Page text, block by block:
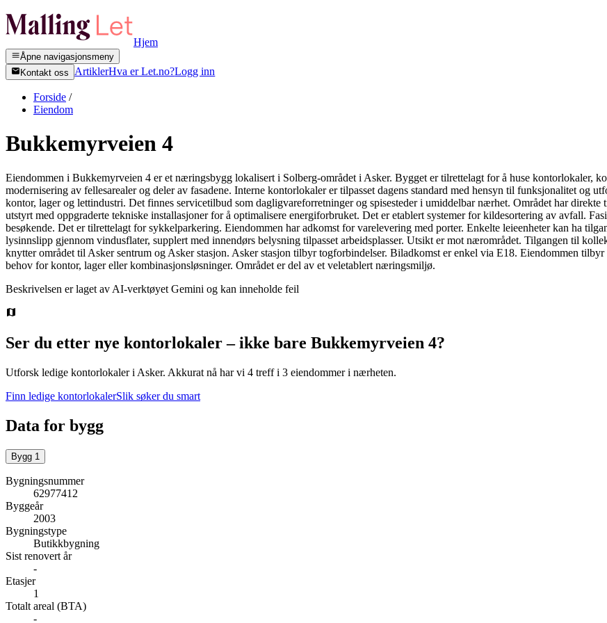
Hjem
Åpne navigasjonsmeny
Kontakt oss
ArtiklerHva er Let.no?Logg inn
Forside /
Eiendom
Bukkemyrveien 4
Eiendommen i Bukkemyrveien 4 er et næringsbygg lokalisert i Solberg-området i Asker. Bygget er tilrettelagt for å huse kontorlokaler,
modernisering av fellesarealer og deler av fasadene. Interne kontorlokaler er tilpasset dagens standard med hensyn til funksjonalitet og
kontor, lager og lettindustri. Det finnes servicetilbud som dagligvareforretninger og spisesteder i umiddelbar nærhet. Området har
utstyrt med oppgraderte tekniske installasjoner for å optimalisere energiforbruket. Det er etablert systemer for kildesortering av avfall.
besøkende. Det er tilrettelagt for sykkelparkering. Eiendommen har adkomst for varelevering med porter. Enkelte leieenheter kan ha
lysinnslipp gjennom vindusflater, supplert med innendørs belysning tilpasset arbeidsplasser. Utsikt er mot nærområdet. Tilgangen til
knytter området til Asker sentrum og Asker stasjon. Asker stasjon tilbyr togforbindelser. Biladkomst er enkel via E18. Eiendommen
behov for kontor, lager eller kombinasjonsløsninger. Området er del av et veletablert næringsmiljø.
Beskrivelsen er laget av AI-verktøyet Gemini og kan inneholde feil
Ser du etter nye kontorlokaler – ikke bare Bukkemyrveien 4?
Utforsk ledige kontorlokaler i Asker. Akkurat nå har vi 4 treff i 3 eiendommer i nærheten.
Finn ledige kontorlokalerSlik søker du smart
Data for bygg
Bygg 1
Bygningsnummer
62977412
Byggeår
2003
Bygningstype
Butikkbygning
Sist renovert år
-
Etasjer
1
Totalt areal (BTA)
-